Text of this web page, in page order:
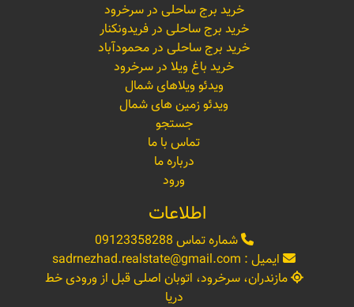
خرید برج ساحلی در سرخرود
خرید برج ساحلی در فریدونکنار
خرید برج ساحلی در محمودآباد
خرید باغ ویلا در سرخرود
ویدئو ویلاهای شمال
ویدئو زمین های شمال
جستجو
تماس با ما
درباره ما
ورود
اطلاعات
شماره تماس 09123358288
ایمیل : sadrnezhad.realstate@gmail.com
مازندران، سرخرود، اتوبان اصلی قبل از ورودی خط
دریا